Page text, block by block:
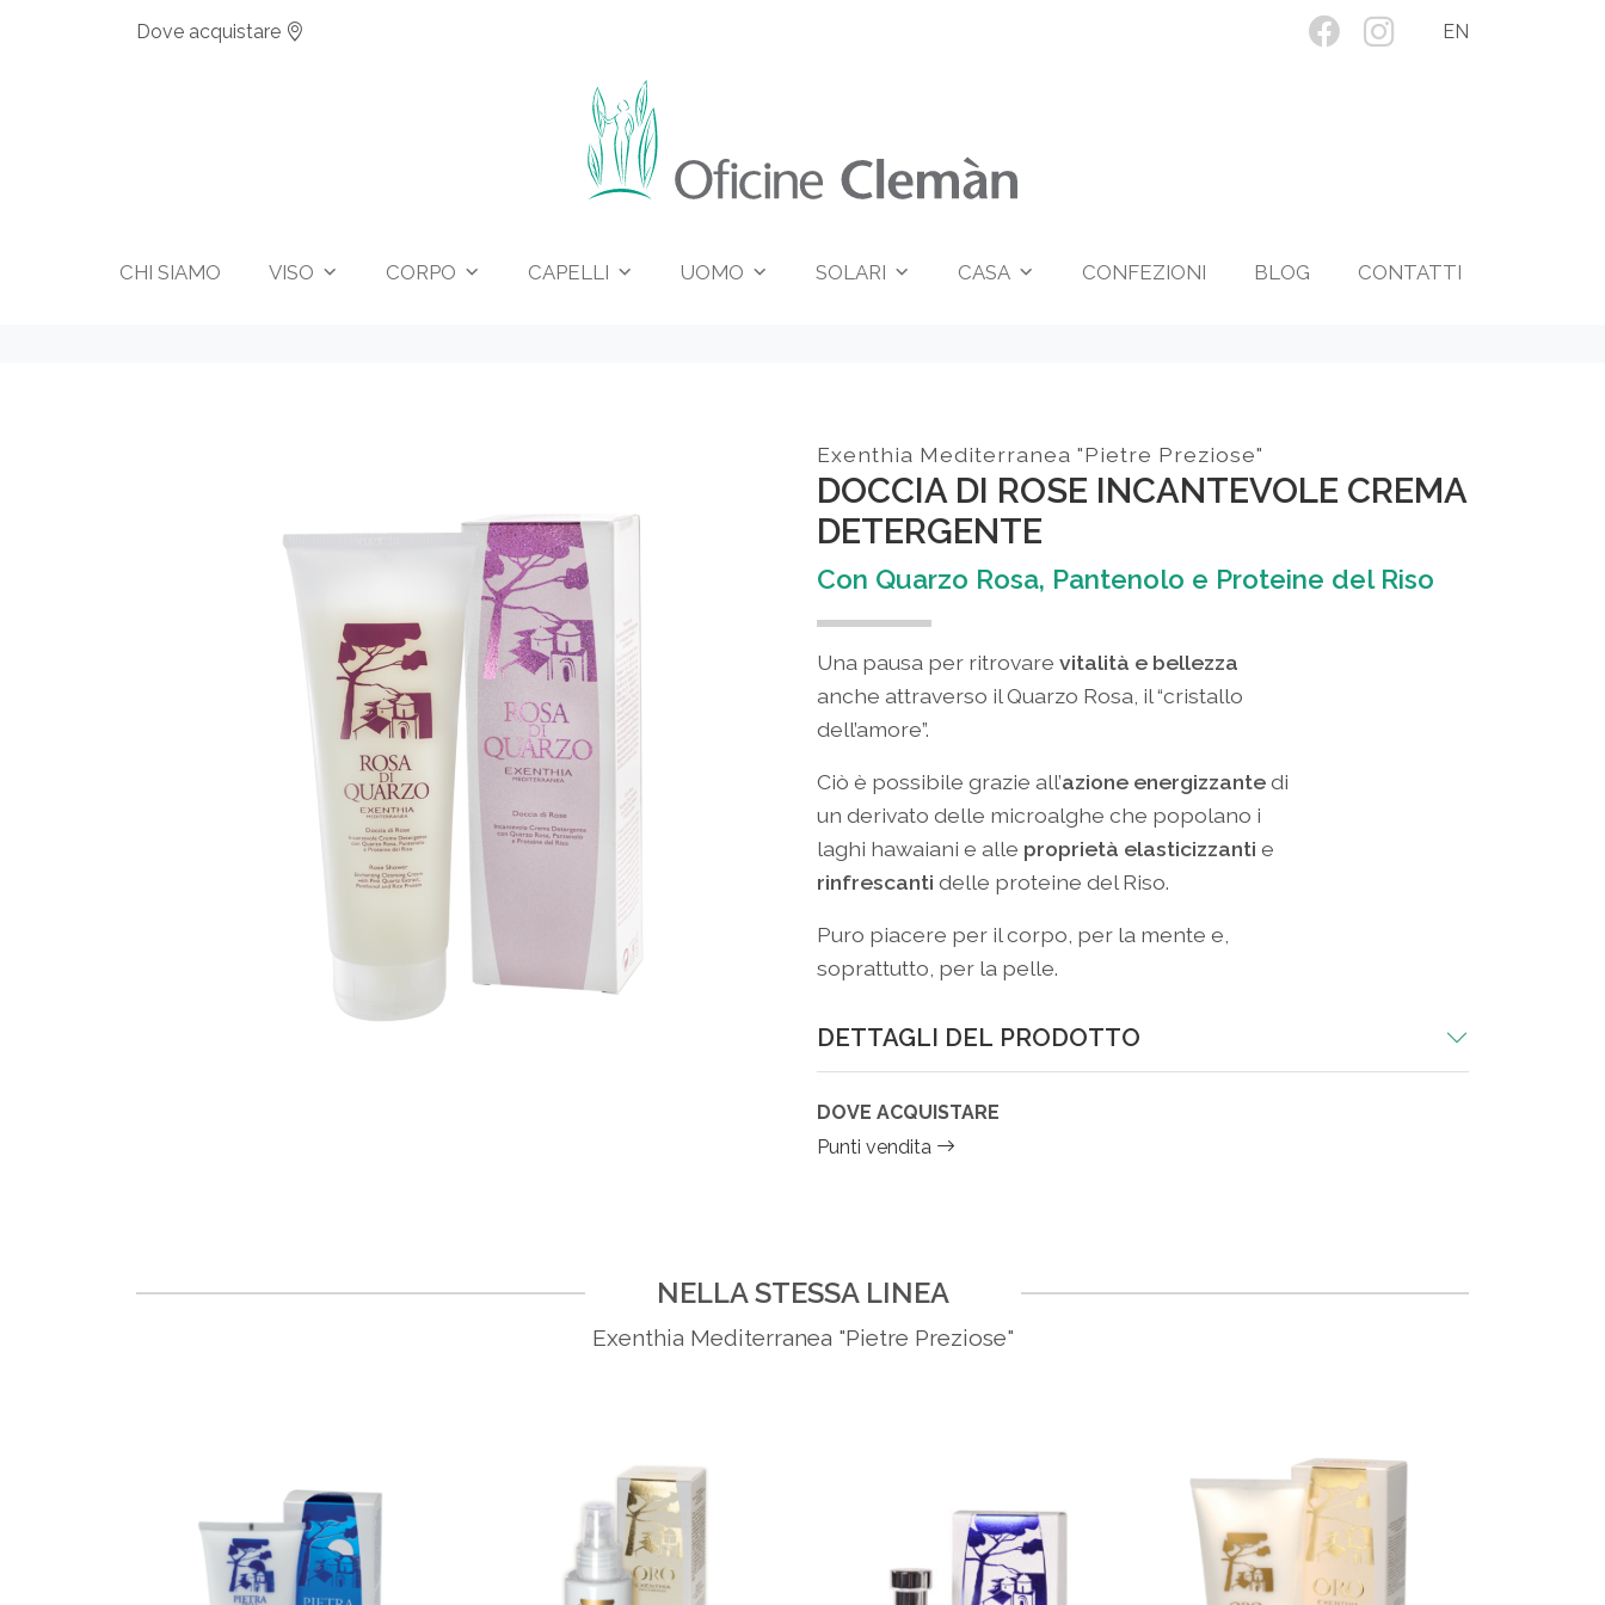
Dove acquistare EN
CHI SIAMO VISO CORPO CAPELLI UOMO SOLARI CASA CONFEZIONI BLOG CONTATTI
Exenthia Mediterranea "Pietre Preziose"
DOCCIA DI ROSE INCANTEVOLE CREMA
DETERGENTE
Con Quarzo Rosa, Pantenolo e Proteine del Riso
Una pausa per ritrovare vitalità e bellezza
anche attraverso il Quarzo Rosa, il “cristallo
dell’amore”.
Ciò è possibile grazie all’azione energizzantedi
un derivato delle microalghe che popolano i
laghi hawaiani e alle proprietà elasticizzanti e
rinfrescanti delle proteine del Riso.
Puro piacere per il corpo, per la mente e,
soprattutto, per la pelle.
DETTAGLI DEL PRODOTTO
DOVE ACQUISTARE
Punti vendita
NELLA STESSA LINEA
Exenthia Mediterranea "Pietre Preziose"